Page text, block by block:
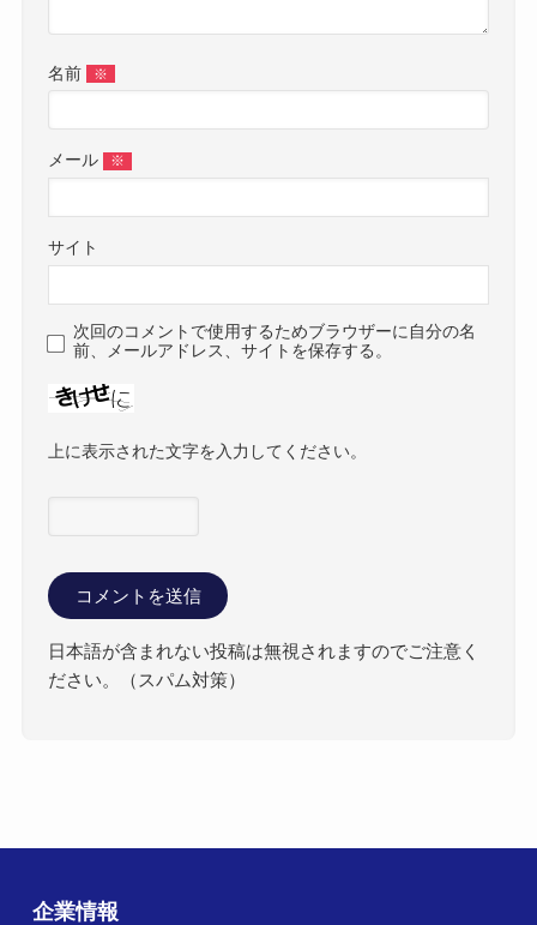
名前 ※
メール ※
サイト
次回のコメントで使用するためブラウザーに自分の名
前、メールアドレス、サイトを保存する。
上に表示された文字を入力してください。
日本語が含まれない投稿は無視されますのでご注意く
ださい。（スパム対策）
企業情報